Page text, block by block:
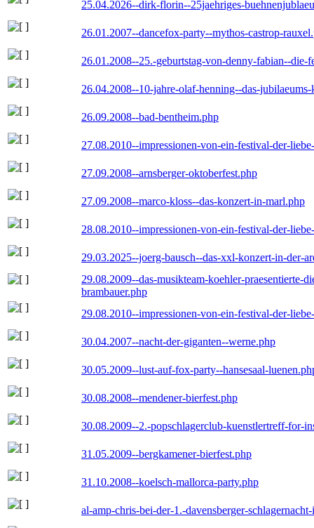
25.04.2026--dirk-florin--25jaehriges-
26.01.2007--dancefox-party--mythos-castrop-
26.01.2008--25.-geburtstag-von-denny-fabian--die-
26.04.2008--10-jahre-olaf-henning--das-
26.09.2008--bad-bentheim.php
27.08.2010--impressionen-von-ein-festival-der-
27.09.2008--arnsberger-oktoberfest.php
27.09.2008--marco-kloss--das-konzert-in-marl.php
28.08.2010--impressionen-von-ein-festival-der-
29.03.2025--joerg-bausch--das-xxl-konzert-in-der-
29.08.2009--das-musikteam-koehler-praesentierte-
brambauer.php
29.08.2010--impressionen-von-ein-festival-der-
30.04.2007--nacht-der-giganten--werne.php
30.05.2009--lust-auf-fox-party--hansesaal-
30.08.2008--mendener-bierfest.php
30.08.2009--2.-popschlagerclub-kuenstlertreff-for-
31.05.2009--bergkamener-bierfest.php
31.10.2008--koelsch-mallorca-party.php
al-amp-chris-bei-der-1.-davensberger-